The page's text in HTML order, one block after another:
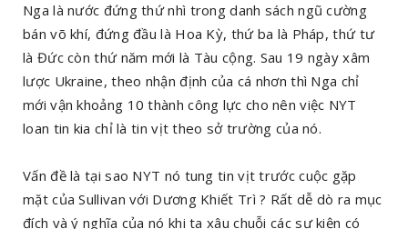
Nga là nước đứng thứ nhì trong danh sách ngũ cường
bán võ khí, đứng đầu là Hoa Kỳ, thứ ba là Pháp, thứ tư
là Đức còn thứ năm mới là Tàu cộng. Sau 19 ngày xâm
lược Ukraine, theo nhận định của cá nhơn thì Nga chỉ
mới vận khoảng 10 thành công lực cho nên việc NYT
loan tin kia chỉ là tin vịt theo sở trường của nó.
Vấn đề là tại sao NYT nó tung tin vịt trước cuộc gặp
mặt của Sullivan với Dương Khiết Trì ? Rất dễ dò ra mục
đích và ý nghĩa của nó khi ta xâu chuỗi các sự kiện có